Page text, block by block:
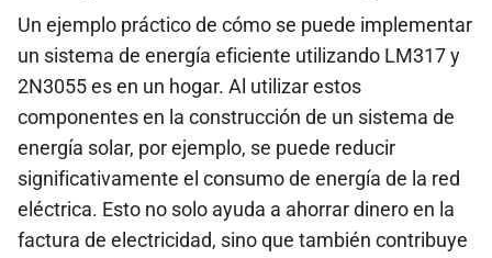
Un ejemplo práctico de cómo se puede implementar
un sistema de energía eficiente utilizando LM317 y
2N3055 es en un hogar. Al utilizar estos
componentes en la construcción de un sistema de
energía solar, por ejemplo, se puede reducir
significativamente el consumo de energía de la red
eléctrica. Esto no solo ayuda a ahorrar dinero en la
factura de electricidad, sino que también contribuye